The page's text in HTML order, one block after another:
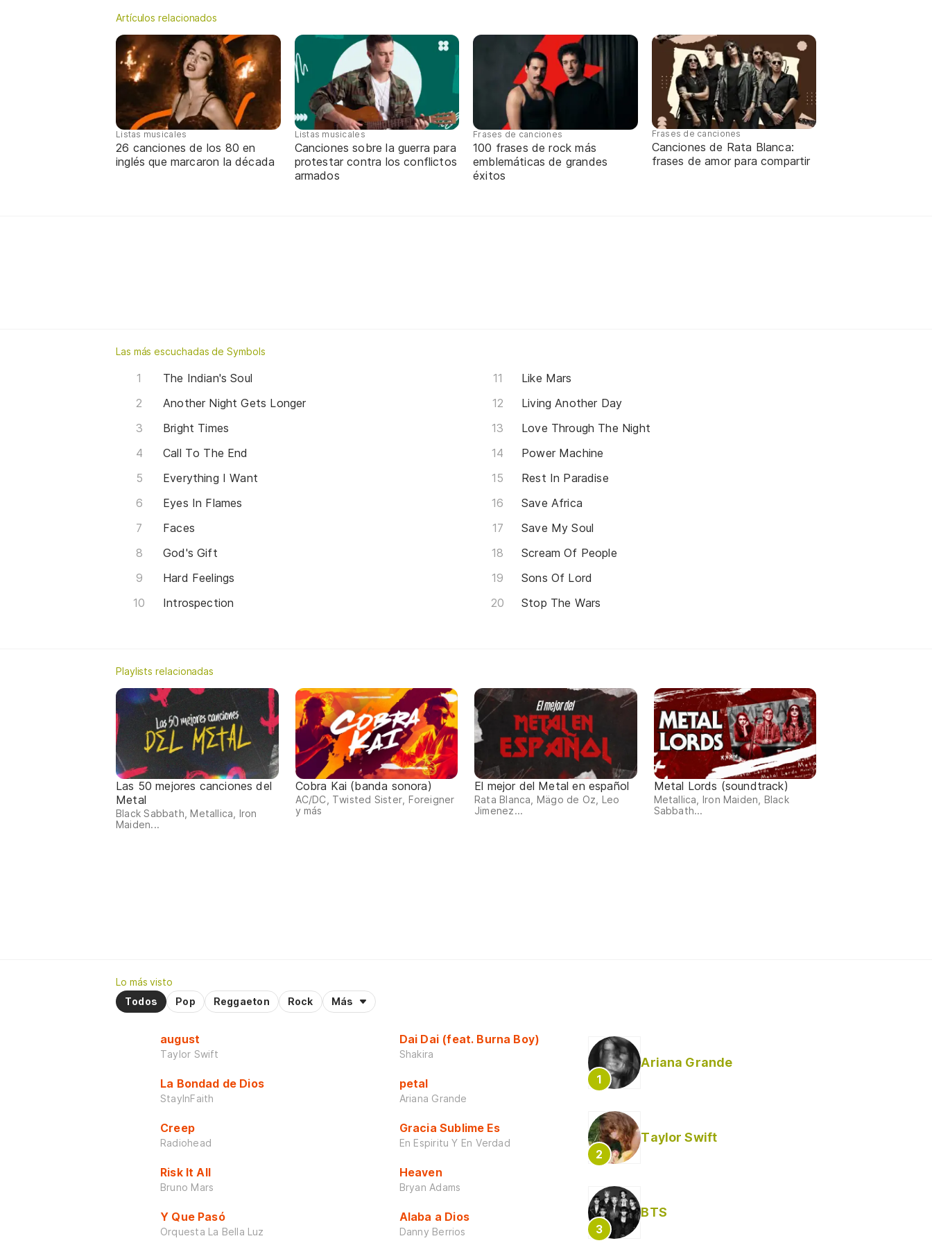
Artículos relacionados
Listas musicales
26 canciones de los 80 en
inglés que marcaron la década
Listas musicales
Canciones sobre la guerra para
protestar contra los conflictos
armados
Frases de canciones
100 frases de rock más
emblemáticas de grandes
éxitos
Frases de canciones
Canciones de Rata Blanca:
frases de amor para compartir
Las más escuchadas de Symbols
The Indian's Soul
Another Night Gets Longer
Bright Times
Call To The End
Everything I Want
Eyes In Flames
Faces
God's Gift
Hard Feelings
Introspection
Like Mars
Living Another Day
Love Through The Night
Power Machine
Rest In Paradise
Save Africa
Save My Soul
Scream Of People
Sons Of Lord
Stop The Wars
Playlists relacionadas
Las 50 mejores canciones del
Metal
Black Sabbath, Metallica, Iron
Maiden...
Cobra Kai (banda sonora)
AC/DC, Twisted Sister, Foreigner
y más
El mejor del Metal en español
Rata Blanca, Mägo de Oz, Leo
Jimenez...
Metal Lords (soundtrack)
Metallica, Iron Maiden, Black
Sabbath...
Lo más visto
Todos
Pop Reggaeton Rock Más
august
Taylor Swift
La Bondad de Dios
StayInFaith
Creep
Radiohead
Risk It All
Bruno Mars
Y Que Pasó
Orquesta La Bella Luz
Dai Dai (feat. Burna Boy)
Shakira
petal
Ariana Grande
Gracia Sublime Es
En Espiritu Y En Verdad
Heaven
Bryan Adams
Alaba a Dios
Danny Berrios
Ariana Grande
Taylor Swift
BTS